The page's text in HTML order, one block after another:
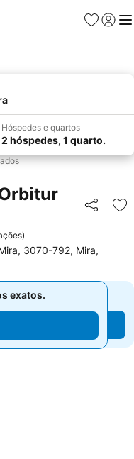
Favoritos
Iniciar
Hóspedes e quartos
2 hóspedes, 1 quarto.
Partilhar
)
3070-792, Mira,
exatos.
exatos.